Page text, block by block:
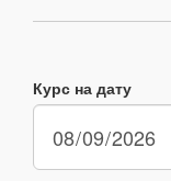
Курс на дату